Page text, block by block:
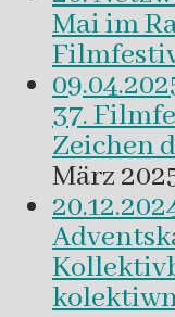
Mai im
37.
Zeichen
März